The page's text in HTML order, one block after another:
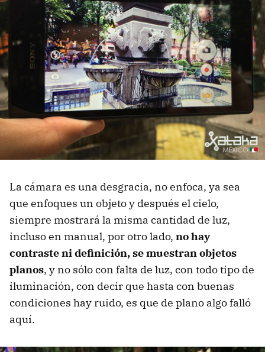
La cámara es una desgracia, no enfoca, ya sea
que enfoques un objeto y después el cielo,
siempre mostrará la misma cantidad de luz,
incluso en manual, por otro lado, no hay
contraste ni definición, se muestran objetos
planos, y no sólo con falta de luz, con todo tipo de
iluminación, con decir que hasta con buenas
condiciones hay ruido, es que de plano algo falló
aquí.